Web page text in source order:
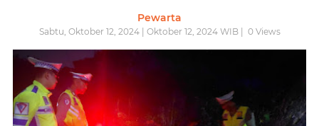
Pewarta
Sabtu, Oktober 12, 2024 | Oktober 12, 2024 WIB | 0Views